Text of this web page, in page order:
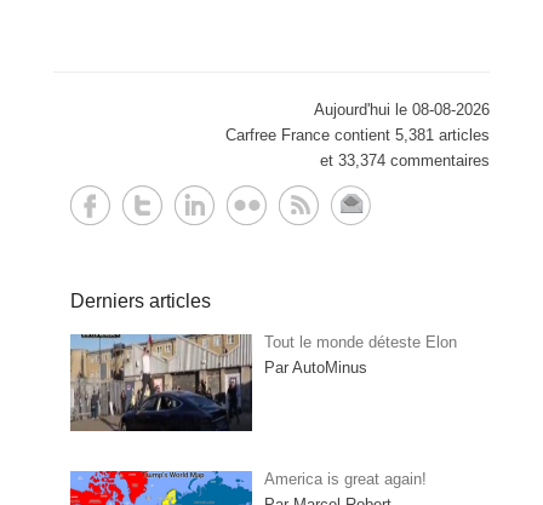
Aujourd'hui le 08-08-2026
Carfree France contient 5,381 articles
et 33,374 commentaires
Derniers articles
Tout le monde déteste Elon
Par AutoMinus
America is great again!